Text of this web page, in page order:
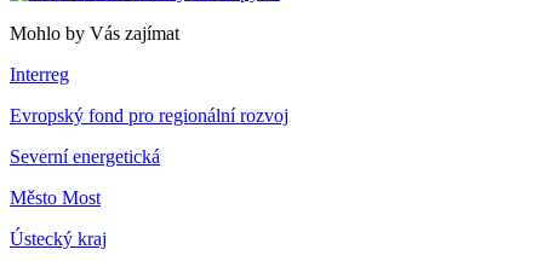
Mohlo by Vás zajímat
Interreg
Evropský fond pro regionální rozvoj
Severní energetická
Město Most
Ústecký kraj